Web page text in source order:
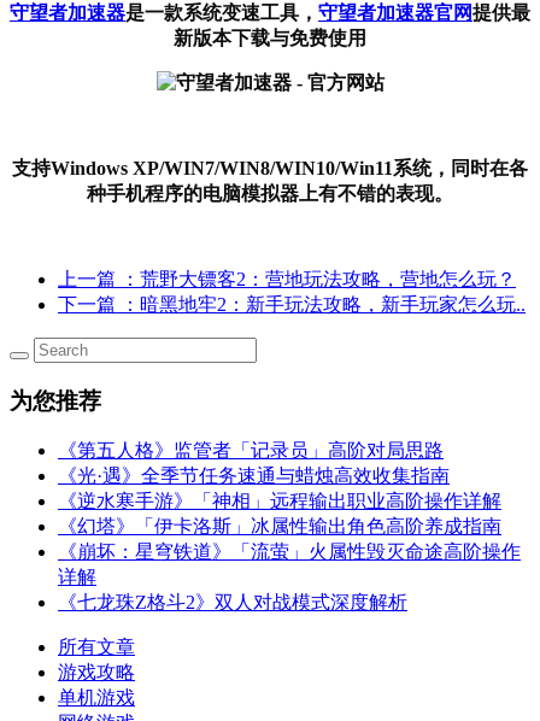
守望者加速器是一款系统变速工具 ， 守望者加速器官网提供最
新版本下载与免费使用
支持Windows XP/WIN7/WIN8/WIN10/Win11系统，同时在各
种手机程序的电脑模拟器上有不错的表现。
上一篇
：荒野大镖客2：营地玩法攻略，营地怎么玩？
下一篇
：暗黑地牢2：新手玩法攻略，新手玩家怎么玩..
为您推荐
《第五人格》监管者「记录员」高阶对局思路
《光·遇》全季节任务速通与蜡烛高效收集指南
《逆水寒手游》「神相」远程输出职业高阶操作详解
《幻塔》「伊卡洛斯」冰属性输出角色高阶养成指南
《崩坏：星穹铁道》「流萤」火属性毁灭命途高阶操作
详解
《七龙珠Z格斗2》双人对战模式深度解析
所有文章
游戏攻略
单机游戏